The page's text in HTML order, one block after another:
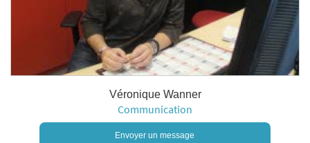
Véronique Wanner
Communication
Envoyer un message